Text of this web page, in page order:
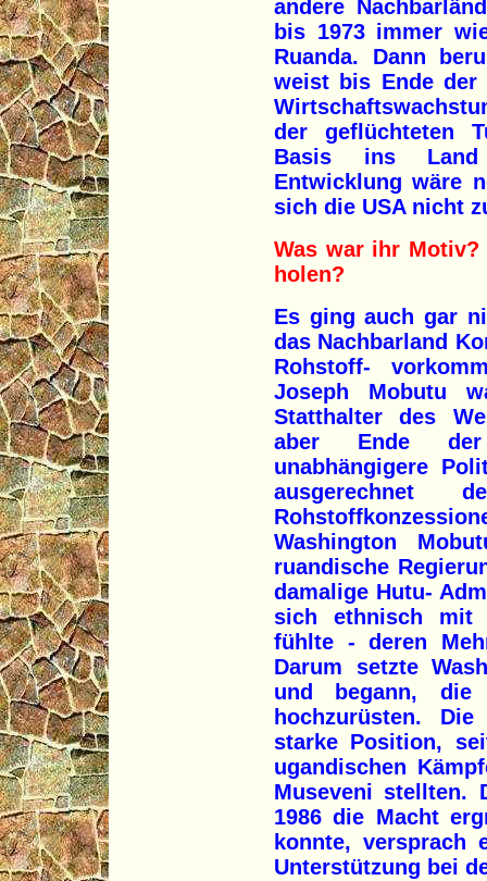
andere
bis 1973 immer
Ruanda. Dann
weist bis Ende der
der geflüchteten
Basis ins
Entwicklung wäre
sich die USA nicht
Was war ihr
holen?
Es ging auch gar
das Nachbarland
Rohstoff-
Joseph Mobutu
Statthalter des
aber Ende
unabhängigere
ausgerechnet
Washington
ruandische
damalige Hutu-
sich ethnisch mit
fühlte - deren
Darum setzte
und begann, die
hochzurüsten.
starke Position,
ugandischen
Museveni stellten.
1986 die Macht
konnte, versprach
Unterstützung bei